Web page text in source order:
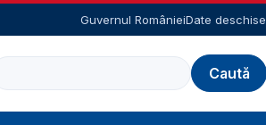
Guvernul RomânieiDate deschise